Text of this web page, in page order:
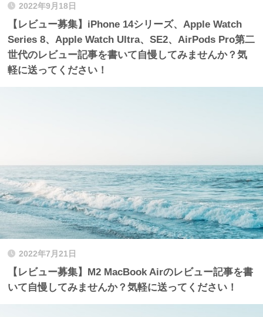
2022年9月18日
【レビュー募集】iPhone 14シリーズ、Apple Watch
Series 8、Apple Watch Ultra、SE2、AirPods Pro第二
世代のレビュー記事を書いて自慢してみませんか？気
軽に送ってください！
2022年7月21日
【レビュー募集】M2 MacBook Airのレビュー記事を書
いて自慢してみませんか？気軽に送ってください！